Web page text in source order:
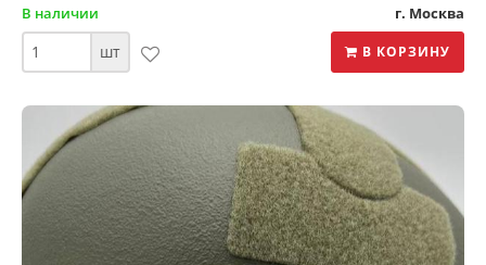
В наличии г. Москва
шт В КОРЗИНУ